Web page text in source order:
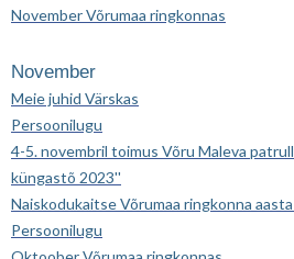
November Võrumaa ringkonnas
November
Meie juhid Värskas
Persoonilugu
4-5. novembril toimus Võru Maleva
küngastõ 2023''
Naiskodukaitse Võrumaa ringkonna
Persoonilugu